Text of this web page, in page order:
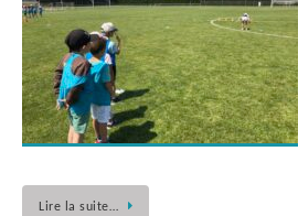
Lire la suite…